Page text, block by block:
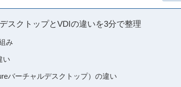
スクトップとVDIの違いを3分で整理
み
い
バーチャルデスクトップ）の違い